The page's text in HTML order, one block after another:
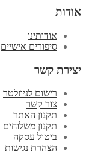
אודות
אודותינו
סיפורים אישיים
יצירת קשר
רישום לניוזלטר
צור קשר
תקנון האתר
תקנון משלוחים
ביטול עסקה
הצהרת נגישות